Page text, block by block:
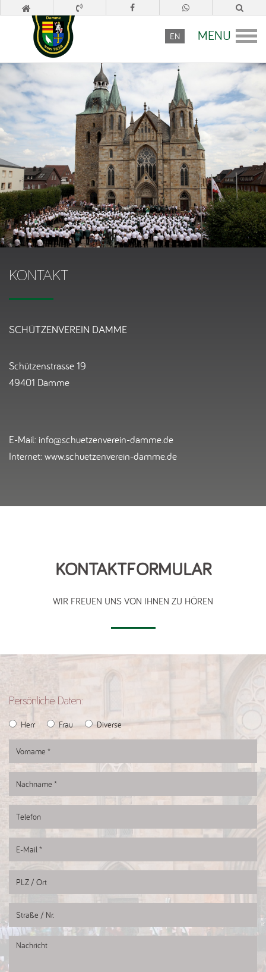
MENU
EN
KONTAKT
SCHÜTZENVEREIN DAMME
Schützenstrasse 19
49401 Damme
E-Mail: info@schuetzenverein-damme.de
Internet: www.schuetzenverein-damme.de
KONTAKTFORMULAR
WIR FREUEN UNS VON IHNEN ZU HÖREN
Persönliche Daten:
Herr Frau Diverse